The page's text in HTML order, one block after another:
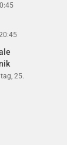
25.